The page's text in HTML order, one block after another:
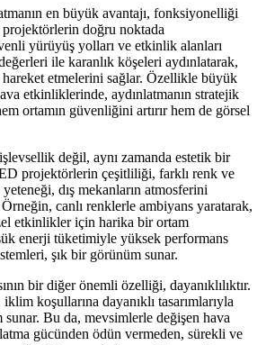
en büyük avantajı, fonksiyonelliği
projektörlerin doğru noktada
yürüyüş yolları ve etkinlik alanları
ile karanlık köşeleri aydınlatarak,
hareket etmelerini sağlar. Özellikle büyük
etkinliklerinde, aydınlatmanın stratejik
ortamın güvenliğini artırır hem de görsel
değil, aynı zamanda estetik bir
projektörlerin çeşitliliği, farklı renk ve
yeteneği, dış mekanların atmosferini
canlı renklerle ambiyans yaratarak,
etkinlikler için harika bir ortam
enerji tüketimiyle yüksek performans
şık bir görünüm sunar.
bir diğer önemli özelliği, dayanıklılıktır.
koşullarına dayanıklı tasarımlarıyla
Bu da, mevsimlerle değişen hava
gücünden ödün vermeden, sürekli ve